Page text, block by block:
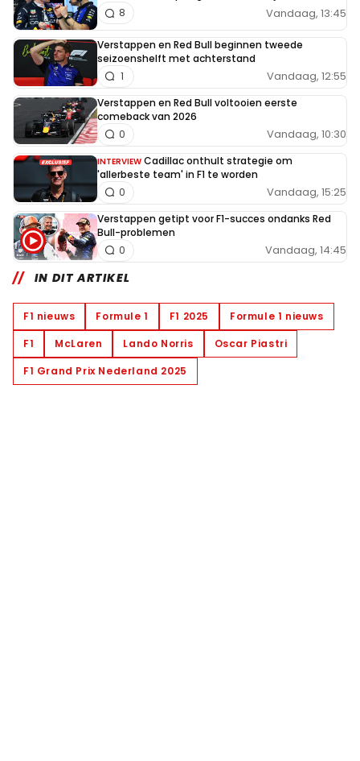
Vandaag, 13:45
8
Verstappen en Red Bull beginnen tweede
seizoenshelft met achterstand
Vandaag, 12:55
1
Verstappen en Red Bull voltooien eerste
comeback van 2026
Vandaag, 10:30
0
INTERVIEW Cadillac onthult strategie om
'allerbeste team' in F1 te worden
Vandaag, 15:25
0
Verstappen getipt voor F1-succes ondanks Red
Bull-problemen
Vandaag, 14:45
0
IN DIT ARTIKEL
F1 nieuws Formule 1 F1 2025
Formule 1 nieuws
F1
McLaren Lando Norris
Oscar Piastri
F1 Grand Prix Nederland 2025